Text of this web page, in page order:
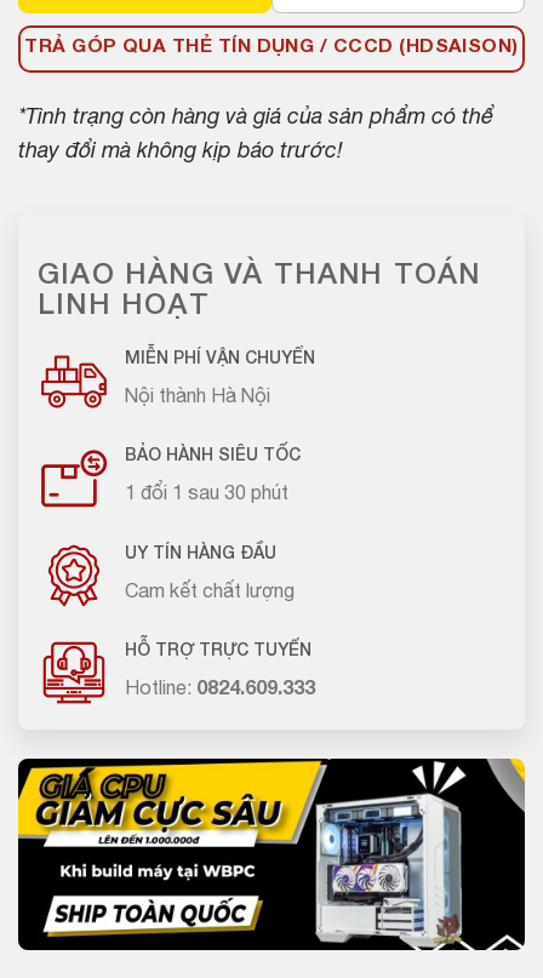
TRẢ GÓP QUA THẺ TÍN DỤNG / CCCD (HDSAISON)
*Tình trạng còn hàng và giá của sản phẩm có thể
thay đổi mà không kịp báo trước!
GIAO HÀNG VÀ THANH TOÁN
LINH HOẠT
MIỄN PHÍ VẬN CHUYỂN
Nội thành Hà Nội
BẢO HÀNH SIÊU TỐC
1 đổi 1 sau 30 phút
UY TÍN HÀNG ĐẦU
Cam kết chất lượng
HỖ TRỢ TRỰC TUYẾN
Hotline: 0824.609.333